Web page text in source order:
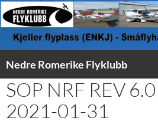
Nedre Romerike Flyklubb
TIL
INNHOLD
SOP NRF REV
2021-01-31